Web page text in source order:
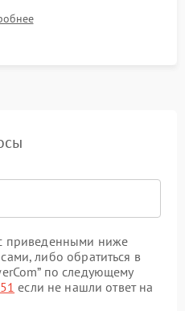
температурного режима и
выходного сигнала.
приведенными ниже
либо обратиться в
по следующему
если не нашли ответ на